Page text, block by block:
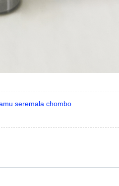
seremala chombo